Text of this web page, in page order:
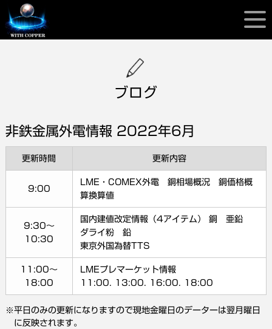
ブログ
非鉄金属外電情報 2022年6月
更新時間 更新内容
9:00
LME・COMEX外電 銅相場概況 銅価格概
算換算値
9:30～
10:30
国内建値改定情報（4アイテム） 銅 亜鉛
ダライ粉 鉛
東京外国為替TTS
11:00～
18:00
LMEプレマーケット情報
11:00. 13:00. 16:00. 18:00
平日のみの更新になりますので現地金曜日のデーターは翌月曜日
に反映されます。